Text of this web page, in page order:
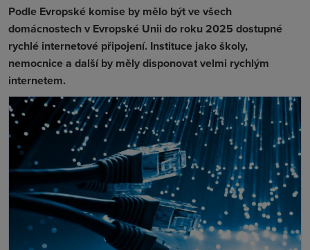
Podle Evropské komise by mělo být ve všech
domácnostech v Evropské Unii do roku 2025 dostupné
rychlé internetové připojení. Instituce jako školy,
nemocnice a další by měly disponovat velmi rychlým
internetem.